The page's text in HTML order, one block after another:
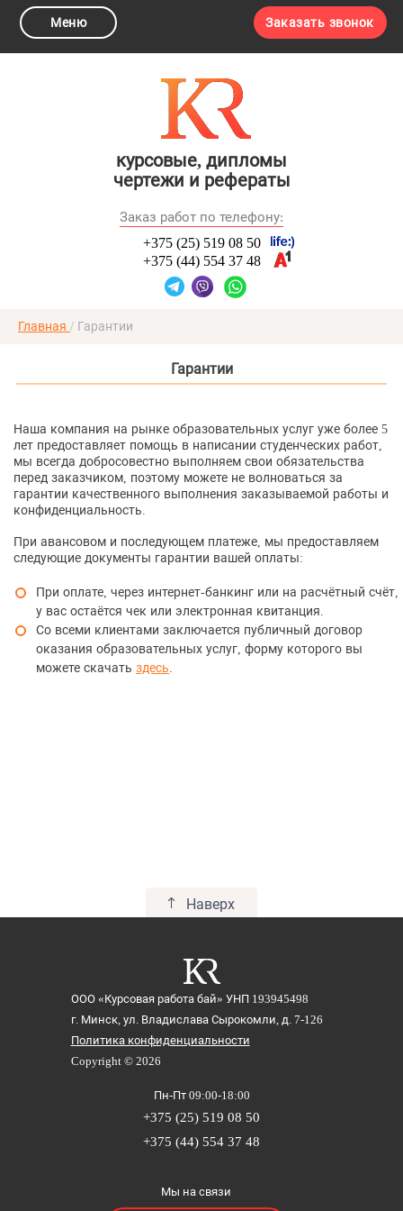
Меню Заказать звонок
курсовые, дипломы
чертежи и рефераты
Заказ работ по телефону:
+375 (25) 519 08 50
+375 (44) 554 37 48
Главная / Гарантии
Гарантии
Наша компания на рынке образовательных услуг уже более 5
лет предоставляет помощь в написании студенческих работ,
мы всегда добросовестно выполняем свои обязательства
перед заказчиком, поэтому можете не волноваться за
гарантии качественного выполнения заказываемой работы и
конфиденциальность.
При авансовом и последующем платеже, мы предоставляем
следующие документы гарантии вашей оплаты:
При оплате, через интернет-банкинг или на расчётный счёт,
у вас остаётся чек или электронная квитанция.
Со всеми клиентами заключается публичный договор
оказания образовательных услуг, форму которого вы
можете скачать здесь.
Наверх
ООО «Курсовая работа бай» УНП 193945498
г. Минск, ул. Владислава Сырокомли, д. 7-126
Политика конфиденциальности
Copyright © 2026
Пн-Пт 09:00-18:00
+375 (25) 519 08 50
+375 (44) 554 37 48
Мы на связи